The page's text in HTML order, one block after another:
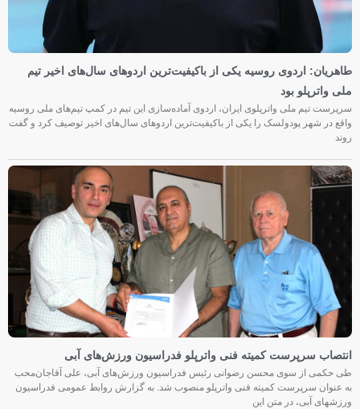
طاهریان: اردوی روسیه یکی از باکیفیت‌ترین اردوهای سال‌های اخیر تیم
ملی واترپلو بود
سرپرست تیم ملی واترپلوی ایران، اردوی آماده‌سازی این تیم در کمپ تیم‌های ملی روسیه
واقع در شهر پودولسک را یکی از باکیفیت‌ترین اردوهای سال‌های اخیر توصیف کرد و گفت
روند
انتصاب سرپرست کمیته فنی واترپلو فدراسیون ورزش‌های آبی
طی حکمی از سوی محسن رضوانی رئیس فدراسیون ورزش‌های آبی، علی آقاجان‌محب
به عنوان سرپرست کمیته فنی واترپلو منصوب شد. به گزارش روابط عمومی فدراسیون
ورزشهای آبی، در متن این